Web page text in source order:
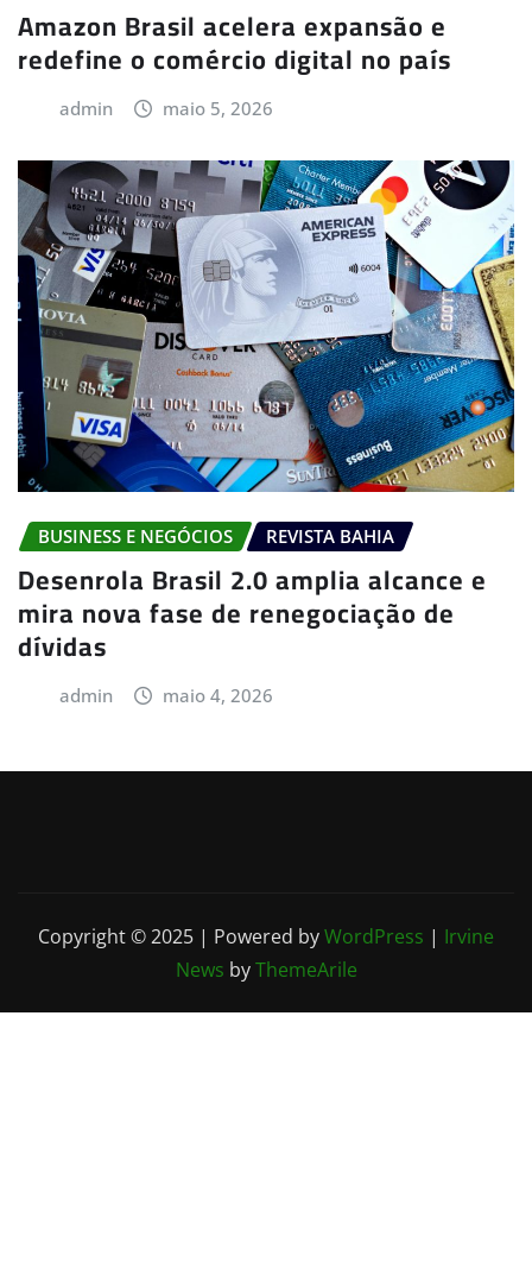
Amazon Brasil acelera expansão e
redefine o comércio digital no país
admin maio 5, 2026
BUSINESS E NEGÓCIOS REVISTA BAHIA
Desenrola Brasil 2.0 amplia alcance e
mira nova fase de renegociação de
dívidas
admin maio 4, 2026
Copyright © 2025 | Powered byWordPress | Irvine
News byThemeArile